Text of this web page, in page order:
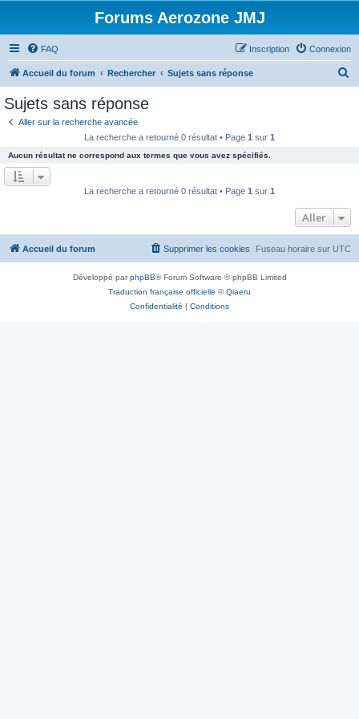
Forums Aerozone JMJ
FAQ Connexion
Inscription
Accueil du forum Rechercher Sujets sans réponse
e
Sujets sans réponse
Aller sur la recherche avancée
La recherche a retourné 0 résultat • Page 1 sur 1
Aucun résultat ne correspond aux termes que vous avez spécifiés.
La recherche a retourné 0 résultat • Page 1 sur 1
Aller
Accueil du forum Fuseau horaire sur UTC
Supprimer les cookies
Développé parphpBB® Forum Software © phpBB Limited
Traduction française officielle ©Qiaeru
Confidentialité | Conditions